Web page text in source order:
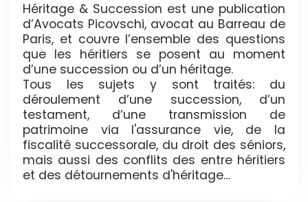
Héritage & Succession est une publication
d’Avocats Picovschi, avocat au Barreau de
Paris, et couvre l’ensemble des questions
que les héritiers se posent au moment
d’une succession ou d’un héritage.
Tous les sujets y sont traités: du
déroulement d’une succession, d’un
testament, d’une transmission de
patrimoine via l'assurance vie, de la
fiscalité successorale, du droit des séniors,
mais aussi des conflits des entre héritiers
et des détournements d'héritage…